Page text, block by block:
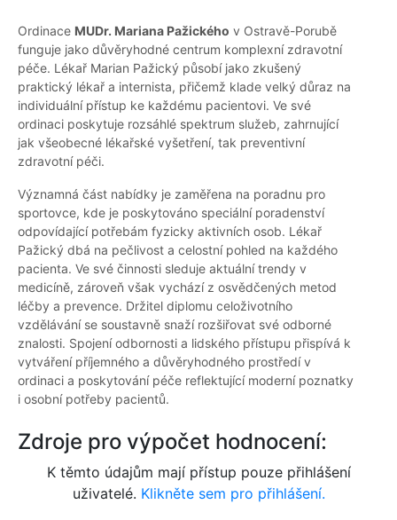
Ordinace MUDr. Mariana Pažického v Ostravě-Porubě
funguje jako důvěryhodné centrum komplexní zdravotní
péče. Lékař Marian Pažický působí jako zkušený
praktický lékař a internista, přičemž klade velký důraz na
individuální přístup ke každému pacientovi. Ve své
ordinaci poskytuje rozsáhlé spektrum služeb, zahrnující
jak všeobecné lékařské vyšetření, tak preventivní
zdravotní péči.
Významná část nabídky je zaměřena na poradnu pro
sportovce, kde je poskytováno speciální poradenství
odpovídající potřebám fyzicky aktivních osob. Lékař
Pažický dbá na pečlivost a celostní pohled na každého
pacienta. Ve své činnosti sleduje aktuální trendy v
medicíně, zároveň však vychází z osvědčených metod
léčby a prevence. Držitel diplomu celoživotního
vzdělávání se soustavně snaží rozšiřovat své odborné
znalosti. Spojení odbornosti a lidského přístupu přispívá k
vytváření příjemného a důvěryhodného prostředí v
ordinaci a poskytování péče reflektující moderní poznatky
i osobní potřeby pacientů.
Zdroje pro výpočet hodnocení:
K těmto údajům mají přístup pouze přihlášení
uživatelé. Klikněte sem pro přihlášení.